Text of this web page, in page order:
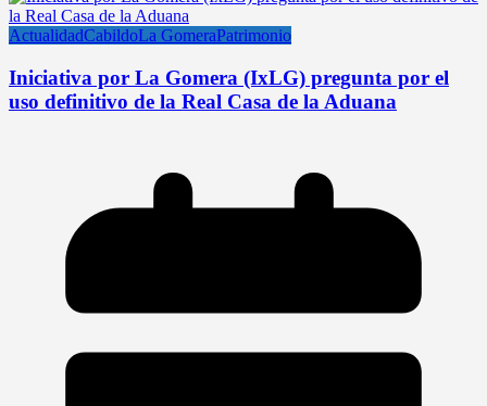
ActualidadCabildoLa GomeraPatrimonio
Iniciativa por La Gomera (IxLG) pregunta por el
uso definitivo de la Real Casa de la Aduana